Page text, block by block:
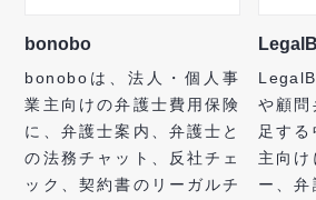
bonobo
bonoboは、法人・個人事
業主向けの弁護士費用保険
に、弁護士案内、弁護士と
の法務チャット、反社チェ
ック、契約書のリーガルチ
や顧問
足す
主向け
ー、弁